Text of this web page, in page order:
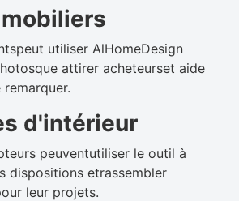
utiliser AlHomeDesign
attirer acheteurset aide
d'intérieur
peuventutiliser le outil à
dispositions etrassembler
leur projets.